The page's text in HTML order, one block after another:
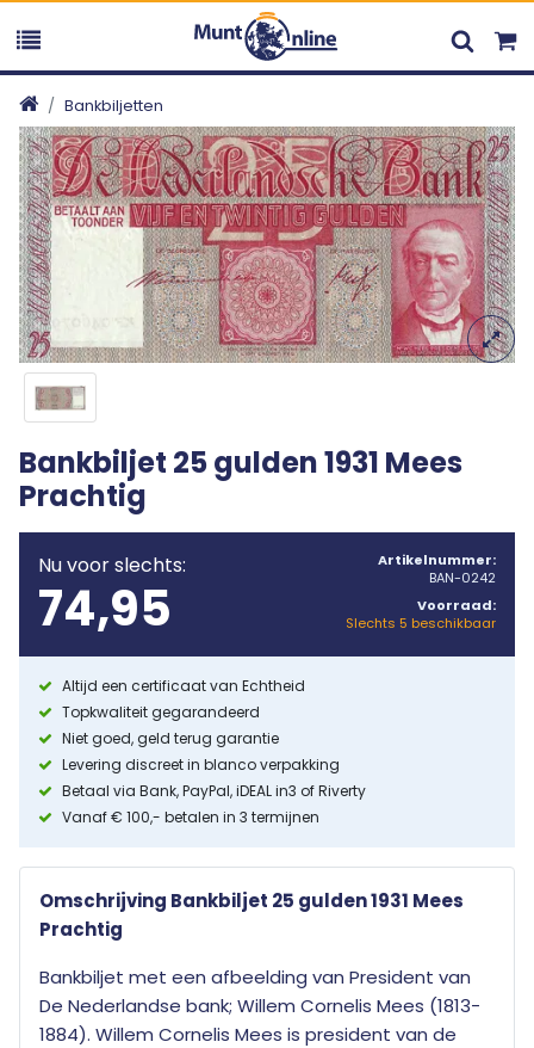
Bankbiljetten
Bankbiljet 25 gulden 1931 Mees
Prachtig
Nu voor slechts:
74,95
Artikelnummer:
BAN-0242
Voorraad:
Slechts 5 beschikbaar
Altijd een certificaat van Echtheid
Topkwaliteit gegarandeerd
Niet goed, geld terug garantie
Levering discreet in blanco verpakking
Betaal via Bank, PayPal, iDEAL in3 of Riverty
Vanaf € 100,- betalen in 3 termijnen
Omschrijving Bankbiljet 25 gulden 1931 Mees
Prachtig
Bankbiljet met een afbeelding van President van
De Nederlandse bank; Willem Cornelis Mees (1813-
1884). Willem Cornelis Mees is president van de